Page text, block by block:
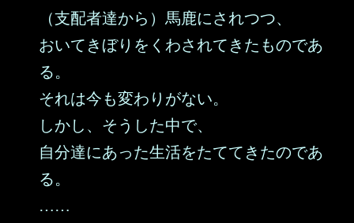
（支配者達から）馬鹿にされつつ、
おいてきぼりをくわされてきたものであ
る。
それは今も変わりがない。
しかし、そうした中で、
自分達にあった生活をたててきたのであ
る。
……